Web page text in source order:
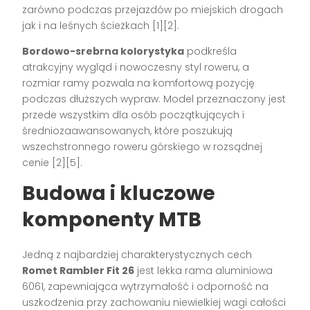
zarówno podczas przejazdów po miejskich drogach
jak i na leśnych ścieżkach [1][2] .
Bordowo-srebrna kolorystyka podkreśla
atrakcyjny wygląd i nowoczesny styl roweru, a
rozmiar ramy pozwala na komfortową pozycję
podczas dłuższych wypraw. Model przeznaczony jest
przede wszystkim dla osób początkujących i
średniozaawansowanych, które poszukują
wszechstronnego roweru górskiego w rozsądnej
cenie [2][5] .
Budowa i kluczowe
komponenty MTB
Jedną z najbardziej charakterystycznych cech
Romet Rambler Fit 26 jest lekka rama aluminiowa
6061, zapewniająca wytrzymałość i odporność na
uszkodzenia przy zachowaniu niewielkiej wagi całości